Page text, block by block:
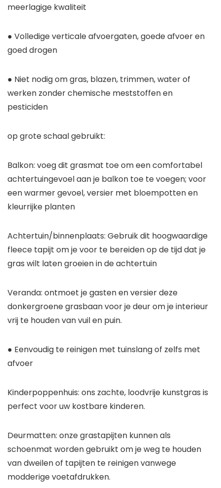
meerlagige kwaliteit
● Volledige verticale afvoergaten, goede afvoer en
goed drogen
● Niet nodig om gras, blazen, trimmen, water of
werken zonder chemische meststoffen en
pesticiden
op grote schaal gebruikt:
Balkon: voeg dit grasmat toe om een comfortabel
achtertuingevoel aan je balkon toe te voegen; voor
een warmer gevoel, versier met bloempotten en
kleurrijke planten
Achtertuin/binnenplaats: Gebruik dit hoogwaardige
fleece tapijt om je voor te bereiden op de tijd dat je
gras wilt laten groeien in de achtertuin
Veranda: ontmoet je gasten en versier deze
donkergroene grasbaan voor je deur om je interieur
vrij te houden van vuil en puin.
● Eenvoudig te reinigen met tuinslang of zelfs met
afvoer
Kinderpoppenhuis: ons zachte, loodvrije kunstgras is
perfect voor uw kostbare kinderen.
Deurmatten: onze grastapijten kunnen als
schoenmat worden gebruikt om je weg te houden
van dweilen of tapijten te reinigen vanwege
modderige voetafdrukken.